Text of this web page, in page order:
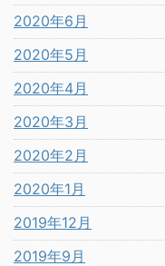
2020年6月
2020年5月
2020年4月
2020年3月
2020年2月
2020年1月
2019年12月
2019年9月